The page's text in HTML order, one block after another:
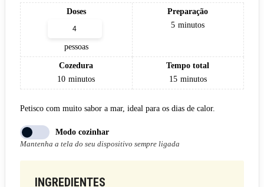
Doses
pessoas
Preparação
5 minutos
Cozedura
10 minutos
Tempo total
15 minutos
Petisco com muito sabor a mar, ideal para os dias de calor.
Modo cozinhar
Mantenha a tela do seu dispositivo sempre ligada
INGREDIENTES